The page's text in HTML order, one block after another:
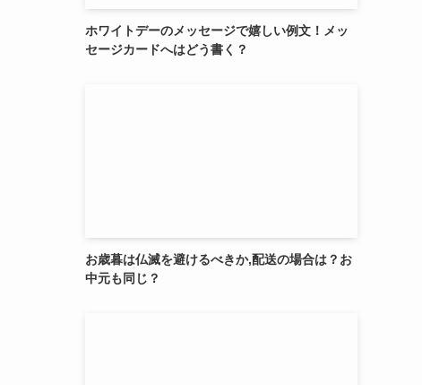
ホワイトデーのメッセージで嬉しい例文！メッ
セージカードへはどう書く？
お歳暮は仏滅を避けるべきか,配送の場合は？お
中元も同じ？